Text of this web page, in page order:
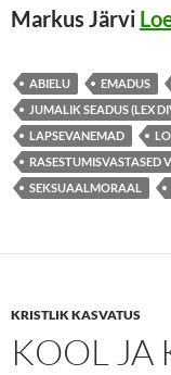
Markus Järvi
ABIELU EMADUS
JUMALIK SEADUS (LEX
LAPSEVANEMAD
RASESTUMISVASTASED
SEKSUAALMORAAL
KRISTLIK KASVATUS
KOOL JA